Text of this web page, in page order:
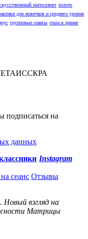
интеллект золото
для новичков и среднего уровня
групповые сеансы глаза и зрение
подписаться на
данных
Instagram
сеанс Отзывы
взгляд на
Матрицы